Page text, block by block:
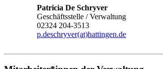
Patricia De Schryver
Geschäftsstelle / Verwaltung
02324 204-3513
p.deschryver(at)hattingen.de